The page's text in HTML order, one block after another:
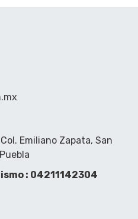
Emiliano Zapata, San
: 04211142304